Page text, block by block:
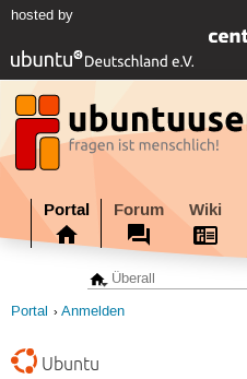
hosted by
Portal Forum Wiki
Portal Anmelden
Ubuntu